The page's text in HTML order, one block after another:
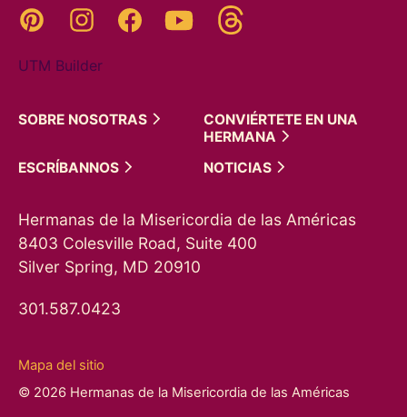
Pinterest InstagramFacebookYouTube
UTM Builder
SOBRE NOSOTRAS
CONVIÉRTETE EN UNA
HERMANA
ESCRÍBANNOS
NOTICIAS
Hermanas de la Misericordia de las Américas
8403 Colesville Road, Suite 400
Silver Spring, MD 20910
301.587.0423
Mapa del sitio
© 2026 Hermanas de la Misericordia de las Américas